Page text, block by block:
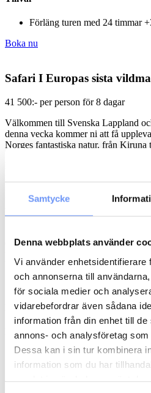
Samtycke
Denna webbplats använder
Vi använder enhetsidentifierare
och annonserna till
för sociala medier och
vidarebefordrar även sådana
information från din enhet till
annons- och analysföretag som
Dessa kan i sin tur kombinera
information som du har
Förläng turen med 24 timmar
Boka nu
Safari I Europas sista
41 500:- per person för 8 dagar
Välkommen till Svenska Lappland
denna vecka kommer ni att få
Norges fantastiska natur, från
Ni kommer att färdas längs leder
fantastiska skandinaviska
där Ni kan gå runt och läsa om
kommer även att göra ett besök på
Sista natten på turen finns möjlighet
Läs hela turbeskrivningenhär.
I turen ingår
Transfer
Varma vinterkläder